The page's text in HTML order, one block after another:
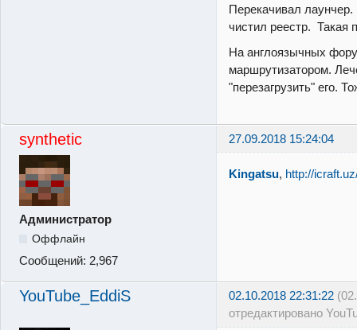
Перекачивал
чистил реестр. Такая
На англоязычных
маршрутизатором.
"перезагрузить" его.
synthetic 27.09.2018 15:24:04
Администратор
Оффлайн
Сообщений: 2,967
Kingatsu, http://
YouTube_EddiS 02.10.2018 22:31:22
отредактировано